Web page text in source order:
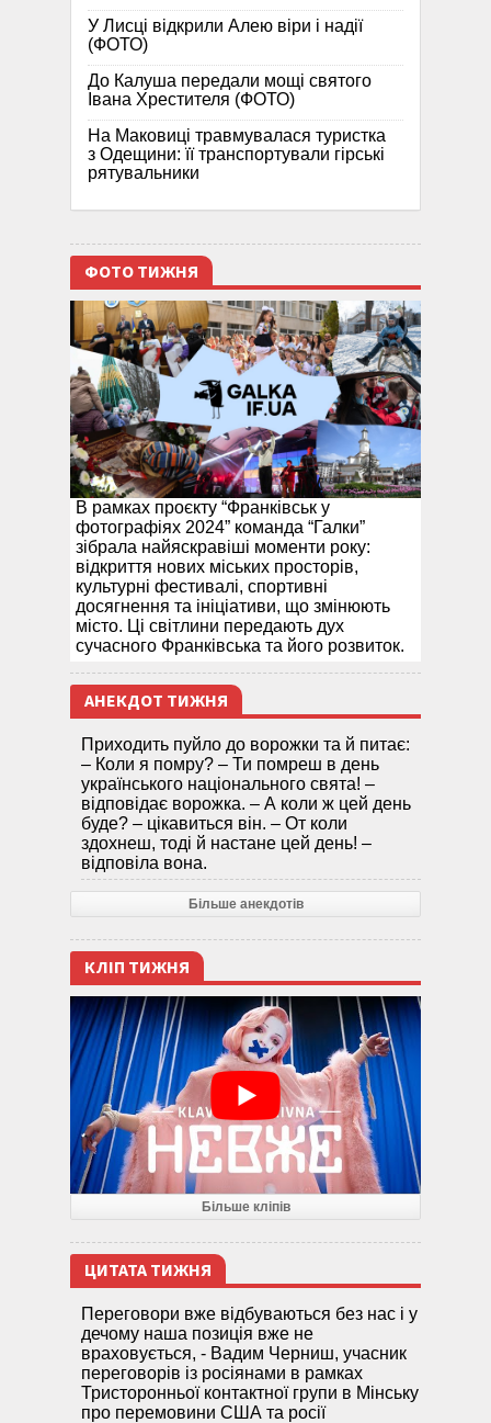
У Лисці відкрили Алею віри і надії
(ФОТО)
До Калуша передали мощі святого
Івана Хрестителя (ФОТО)
На Маковиці травмувалася туристка
з Одещини: її транспортували гірські
рятувальники
ФОТО ТИЖНЯ
В рамках проєкту “Франківськ у
фотографіях 2024” команда “Галки”
зібрала найяскравіші моменти року:
відкриття нових міських просторів,
культурні фестивалі, спортивні
досягнення та ініціативи, що змінюють
місто. Ці світлини передають дух
сучасного Франківська та його розвиток.
АНЕКДОТ ТИЖНЯ
Приходить пуйло до ворожки та й питає:
– Коли я помру? – Ти помреш в день
українського національного свята! –
відповідає ворожка. – А коли ж цей день
буде? – цікавиться він. – От коли
здохнеш, тоді й настане цей день! –
відповіла вона.
Більше анекдотів
КЛІП ТИЖНЯ
Більше кліпів
ЦИТАТА ТИЖНЯ
Переговори вже відбуваються без нас і у
дечому наша позиція вже не
враховується, - Вадим Черниш, учасник
переговорів із росіянами в рамках
Тристоронньої контактної групи в Мінську
про перемовини США та росії